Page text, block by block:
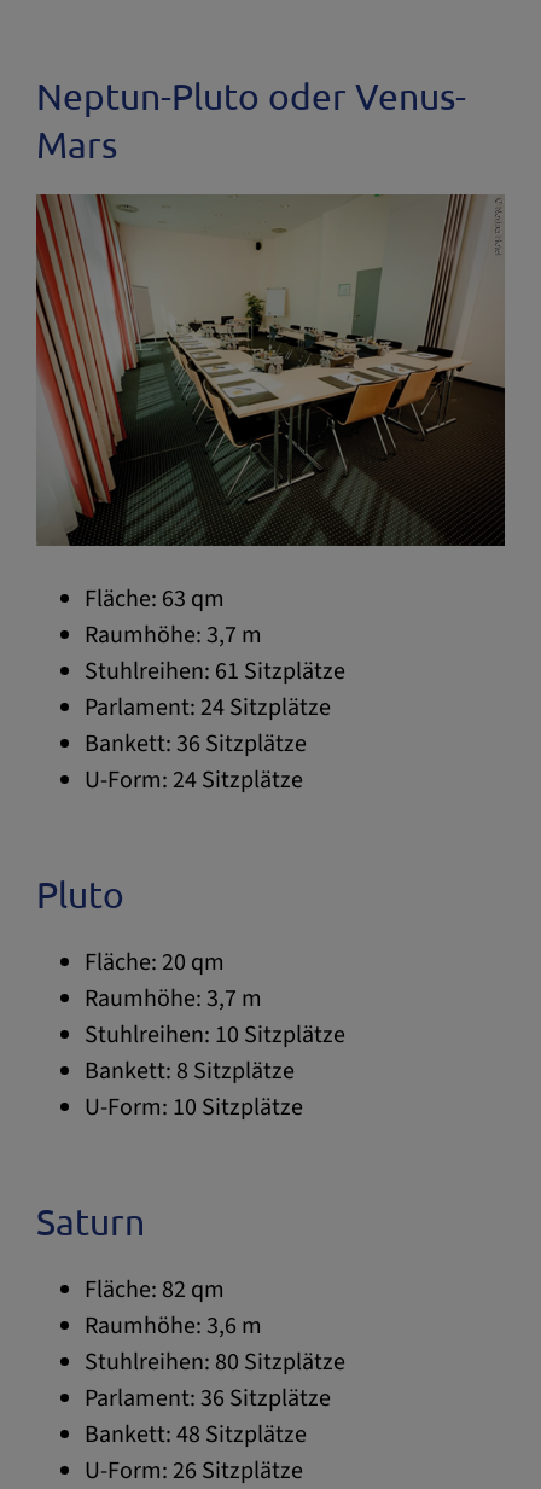
Neptun-Pluto oder Venus-
Mars
Fläche: 63 qm
Raumhöhe: 3,7 m
Stuhlreihen: 61 Sitzplätze
Parlament: 24 Sitzplätze
Bankett: 36 Sitzplätze
U-Form: 24 Sitzplätze
Pluto
Fläche: 20 qm
Raumhöhe: 3,7 m
Stuhlreihen: 10 Sitzplätze
Bankett: 8 Sitzplätze
U-Form: 10 Sitzplätze
Saturn
Fläche: 82 qm
Raumhöhe: 3,6 m
Stuhlreihen: 80 Sitzplätze
Parlament: 36 Sitzplätze
Bankett: 48 Sitzplätze
U-Form: 26 Sitzplätze